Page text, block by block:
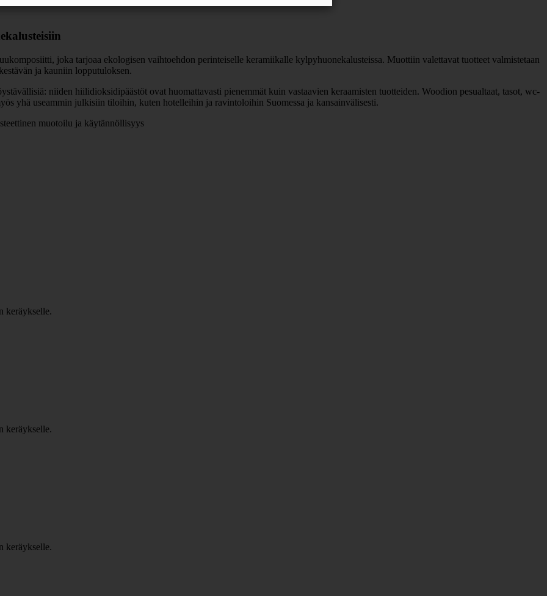
joka tarjoaa ekologisen vaihtoehdon perinteiselle keramiikalle kylpyhuonekalusteissa. Muottiin valettavat tuotteet valmistetaan
ja kauniin lopputuloksen.
niiden hiilidioksidipäästöt ovat huomattavasti pienemmät kuin vastaavien keraamisten tuotteiden. Woodion pesualtaat, tasot, wc-
yhä useammin julkisiin tiloihin, kuten hotelleihin ja ravintoloihin Suomessa ja kansainvälisesti.
muotoilu ja käytännöllisyys
keräykselle.
keräykselle.
keräykselle.